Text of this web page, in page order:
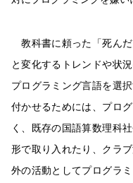
教科書に頼った「死ん
と変化するトレンドや状
プログラミング言語を選
付かせるためには、プロ
く、既存の国語算数理科
形で取り入れたり、クラ
外の活動としてプログラ